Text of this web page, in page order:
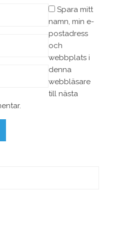
Spara mitt
namn, min e-
postadress
och
webbplats i
denna
webbläsare
till nästa